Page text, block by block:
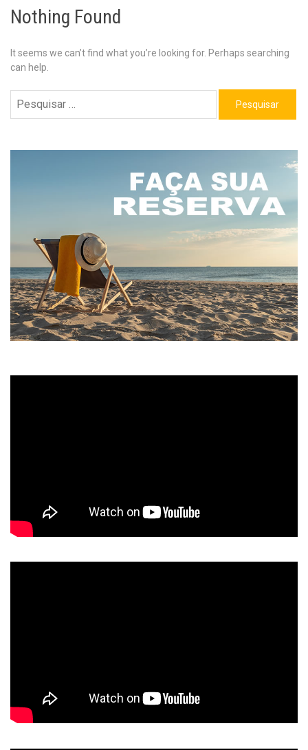
Nothing Found
It seems we can’t find what you’re looking for. Perhaps searching
can help.
por: